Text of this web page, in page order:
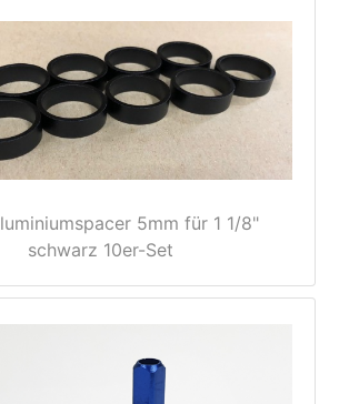
5mm für 1 1/8"
schwarz 10er-Set